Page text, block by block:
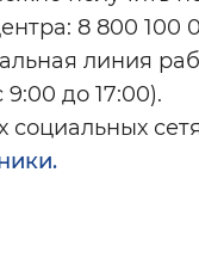
8 800 100
линия
9:00 до 17:00).